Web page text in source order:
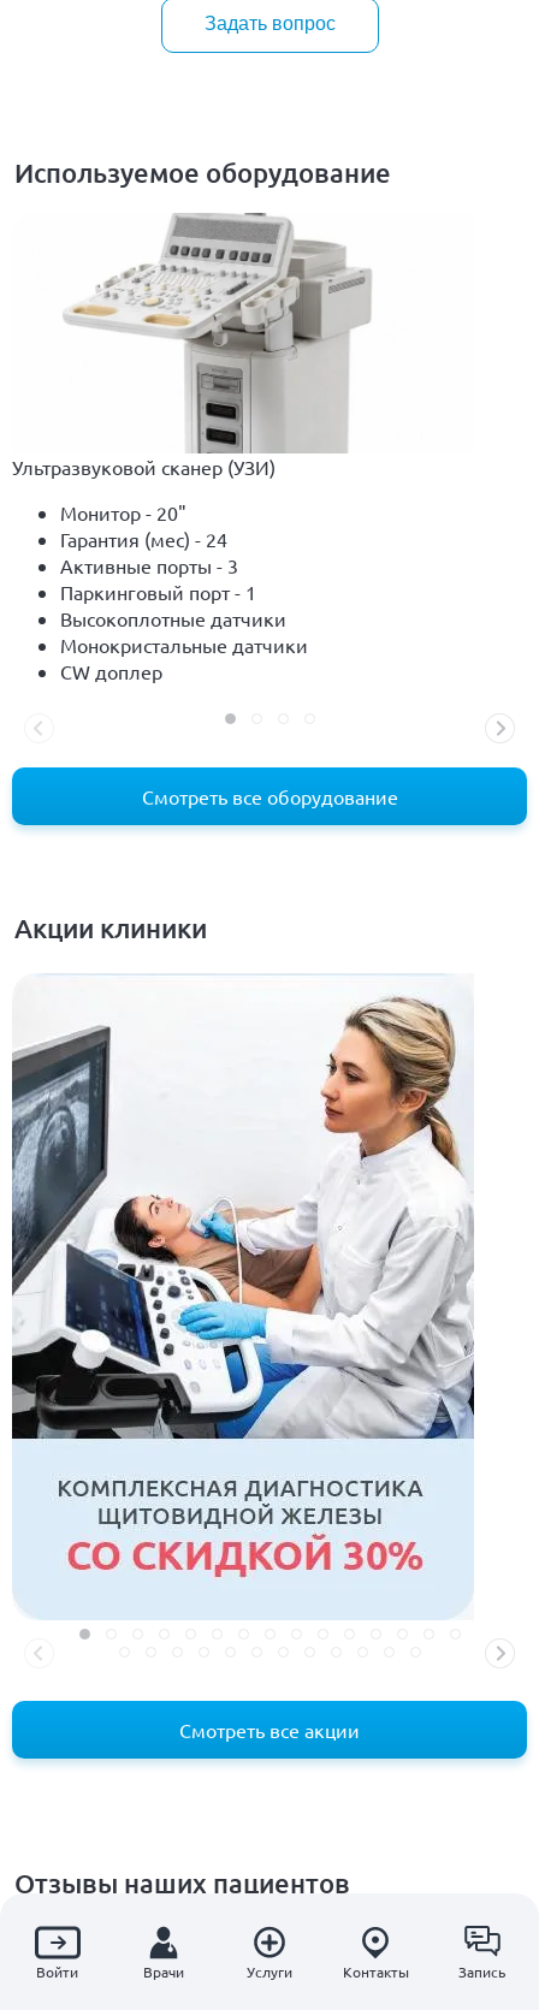
Задать вопрос
Используемое оборудование
Смотреть все оборудование
Ультразвуковой сканер (УЗИ)
Монитор - 20"
Гарантия (мес) - 24
Активные порты - 3
Паркинговый порт - 1
Высокоплотные датчики
Монокристальные датчики
CW доплер
Акции клиники
Смотреть все акции
Отзывы наших пациентов
Мы стремимся к тому, чтобы каждый пациент получал самый
высокий уровень заботы и внимания, и нам очень приятно, что
они признают наши усилия.
Войти Врачи Услуги Контакты Запись